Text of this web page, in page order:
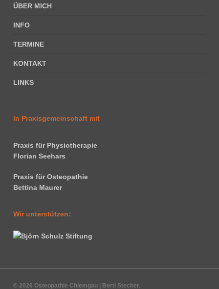
ÜBER MICH
INFO
TERMINE
KONTAKT
LINKS
In Praxisgemeinschaft mit
Praxis für Physiotherapie
Florian Seehars
Praxis für Osteopathie
Bettina Maurer
Wir unterstützen:
© 2026 Osteopathie Chiemgau | Bertl Stecher.